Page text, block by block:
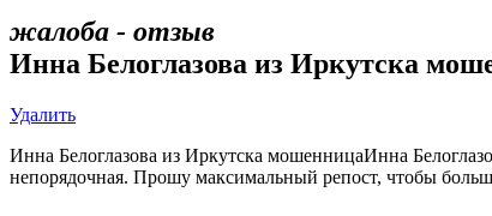
жалоба - отзыв
Инна Белоглазова из Иркутска
Удалить
Инна Белоглазова из Иркутска мошенницаИнна
непорядочная. Прошу максимальный репост, чтобы